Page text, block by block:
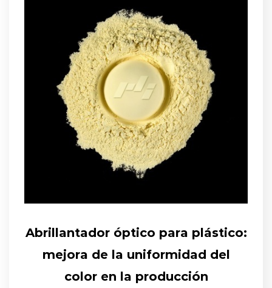
Abrillantador óptico para plástico:
mejora de la uniformidad del
color en la producción